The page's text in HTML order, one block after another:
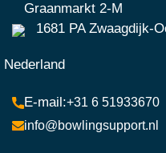
Graanmarkt 2-M
1681 PA Zwaagdijk-
Nederland
+31 6 51933670
info@bowlingsupport.nl